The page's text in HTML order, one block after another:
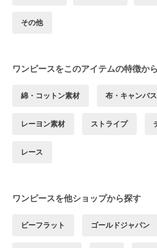
その他
ワンピースをこのアイテムの特徴か
綿・コットン素材 布・キャンバス
レーヨン素材 ストライプ
レース
ワンピースを他ショップから探す
ビーフラット ゴールドジャパン